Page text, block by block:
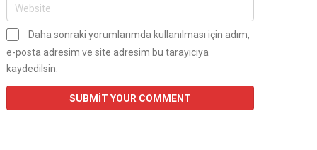
Daha sonraki yorumlarımda kullanılması için adım,
e-posta adresim ve site adresim bu tarayıcıya
kaydedilsin.